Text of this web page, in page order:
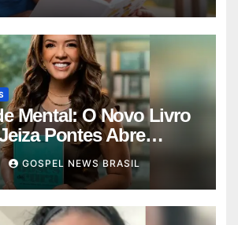
Mental: O Novo Livro
Pontes Abre
GOSPEL NEWS BRASIL